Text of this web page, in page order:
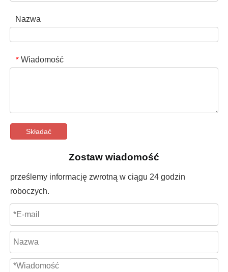
Nazwa
* Wiadomość
Składać
Zostaw wiadomość
prześlemy informację zwrotną w ciągu 24 godzin
roboczych.